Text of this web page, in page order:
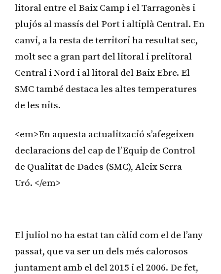
litoral entre el Baix Camp i el Tarragonès i
plujós al massís del Port i altiplà Central. En
canvi, a la resta de territori ha resultat sec,
molt sec a gran part del litoral i prelitoral
Central i Nord i al litoral del Baix Ebre. El
SMC també destaca les altes temperatures
de les nits.
<em>En aquesta actualització s’afegeixen
declaracions del cap de l’Equip de Control
de Qualitat de Dades (SMC), Aleix Serra
Uró. </em>
El juliol no ha estat tan càlid com el de l’any
passat, que va ser un dels més calorosos
juntament amb el del 2015 i el 2006. De fet,